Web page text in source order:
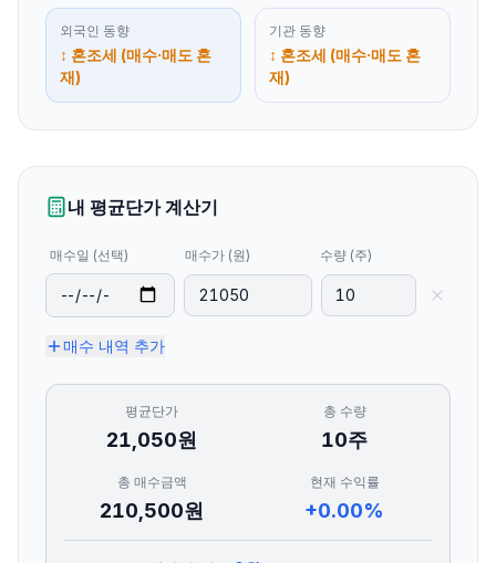
외국인 동향
↕ 혼조세 (매수·매도 혼
재)
기관 동향
↕ 혼조세 (매수·매도 혼
재)
내 평균단가 계산기
매수일 (선택) 매수가 (원) 수량 (주)
매수 내역 추가
평균단가
21,050원
총 수량
10주
총 매수금액
210,500원
현재 수익률
+0.00%